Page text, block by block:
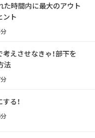
れた時間内に最大のアウト
ント
えさせなきゃ！――部下を
法
る！